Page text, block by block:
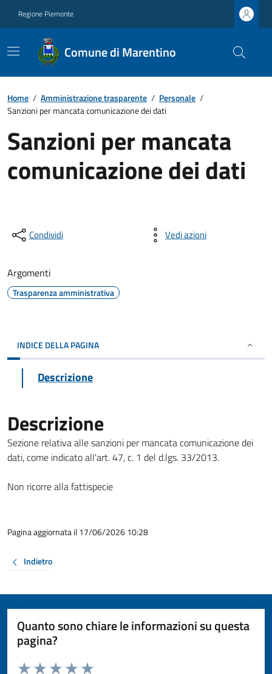
Regione Piemonte
Comune di Marentino
Home / Amministrazione trasparente / Personale /
Sanzioni per mancata comunicazione dei dati
Sanzioni per mancata
comunicazione dei dati
Condividi Vedi azioni
Argomenti
Trasparenza amministrativa
INDICE DELLA PAGINA
Descrizione
Descrizione
Sezione relativa alle sanzioni per mancata comunicazione dei
dati, come indicato all'art. 47, c. 1 del d.lgs. 33/2013.
Non ricorre alla fattispecie
Pagina aggiornata il 17/06/2026 10:28
Indietro
Quanto sono chiare le informazioni su questa
pagina?
Valuta da 1 a 5 stelle la pagina